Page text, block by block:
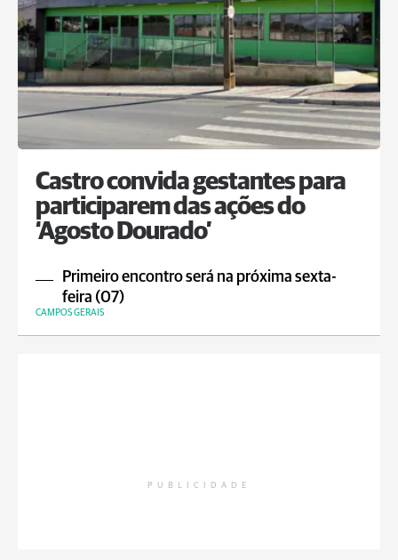
Castro convida gestantes para
participarem das ações do
‘Agosto Dourado’
Primeiro encontro será na próxima sexta-
feira (07)
CAMPOS GERAIS
PUBLICIDADE